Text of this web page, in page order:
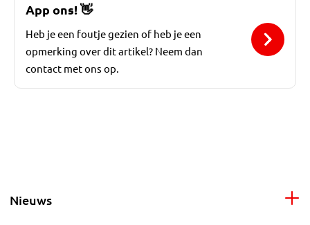
App ons!👋
Heb je een foutje gezien of heb je een
opmerking over dit artikel? Neem dan
contact met ons op.
Nieuws